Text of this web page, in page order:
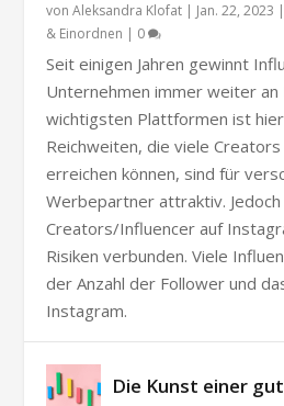
vonAleksandra Klofat | Jan. 22, 2023
& Einordnen | 0
Seit einigen Jahren gewinnt
Unternehmen immer weiter an
wichtigsten Plattformen ist
Reichweiten, die viele
erreichen können, sind für
Werbepartner attraktiv.
Creators/Influencer auf
Risiken verbunden. Viele
der Anzahl der Follower und
Instagram.
Die Kunst einer